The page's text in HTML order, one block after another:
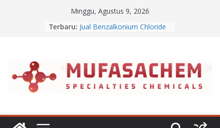
Minggu, Agustus 9, 2026
Terbaru: Jual Sodium Alginate
Jual Benzalkonium Chloride
Jual Lanolin Anhydrous